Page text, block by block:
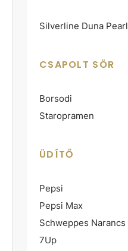
Silverline Duna Pearl
CSAPOLT SÖR
Borsodi
Staropramen
ÜDÍTŐ
Pepsi
Pepsi Max
Schweppes Narancs
7Up